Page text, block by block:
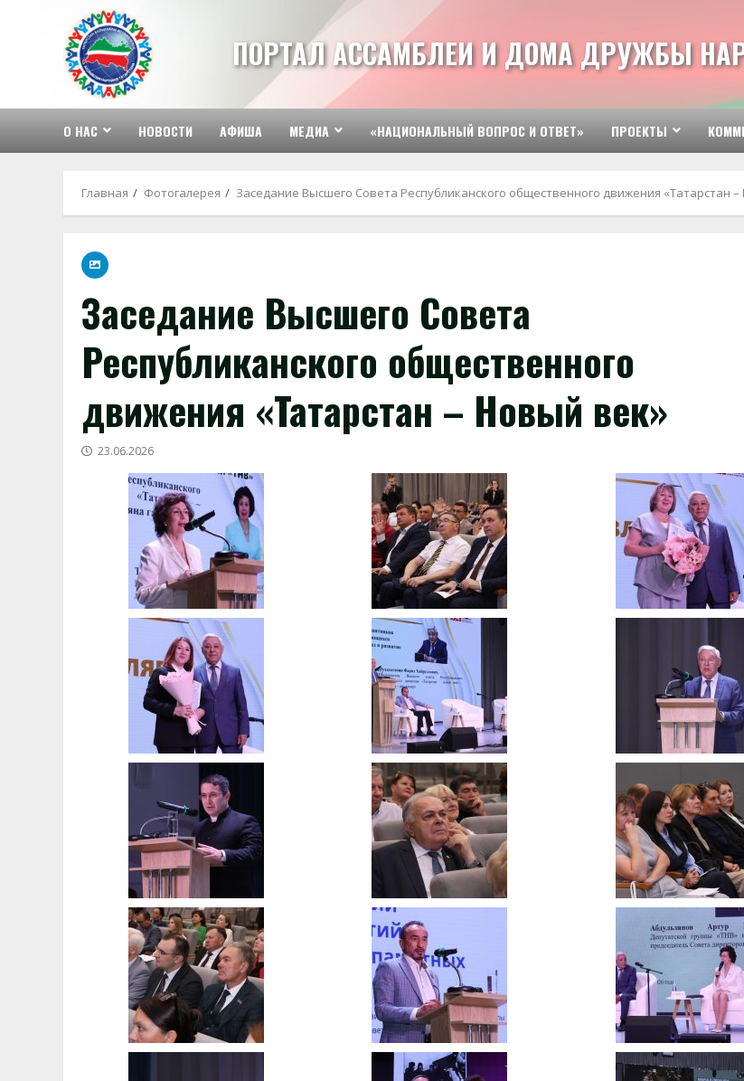
содержимому
ПОРТАЛ АССАМБЛЕИ И ДОМА ДРУЖБЫ
О НАС НОВОСТИ АФИША МЕДИА «НАЦИОНАЛЬНЫЙ ВОПРОС И ОТВЕТ» ПРОЕКТЫ
Главная Фотогалерея Заседание Высшего Совета Республиканского общественного движения «Татарстан
Заседание Высшего Совета
Республиканского общественного
движения «Татарстан – Новый век»
23.06.2026